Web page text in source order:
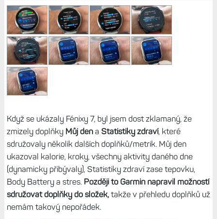
Když se ukázaly Fénixy 7, byl jsem dost zklamaný, že
zmizely doplňky Můj dena Statistiky zdraví, které
sdružovaly několik dalších doplňků/metrik. Můj den
ukazoval kalorie, kroky, všechny aktivity daného dne
(dynamicky přibývaly), Statistiky zdraví zase tepovku,
Body Battery a stres. Později to Garmin napravil možností
sdružovat doplňky do složek,takže v přehledu doplňků už
nemám takový nepořádek.